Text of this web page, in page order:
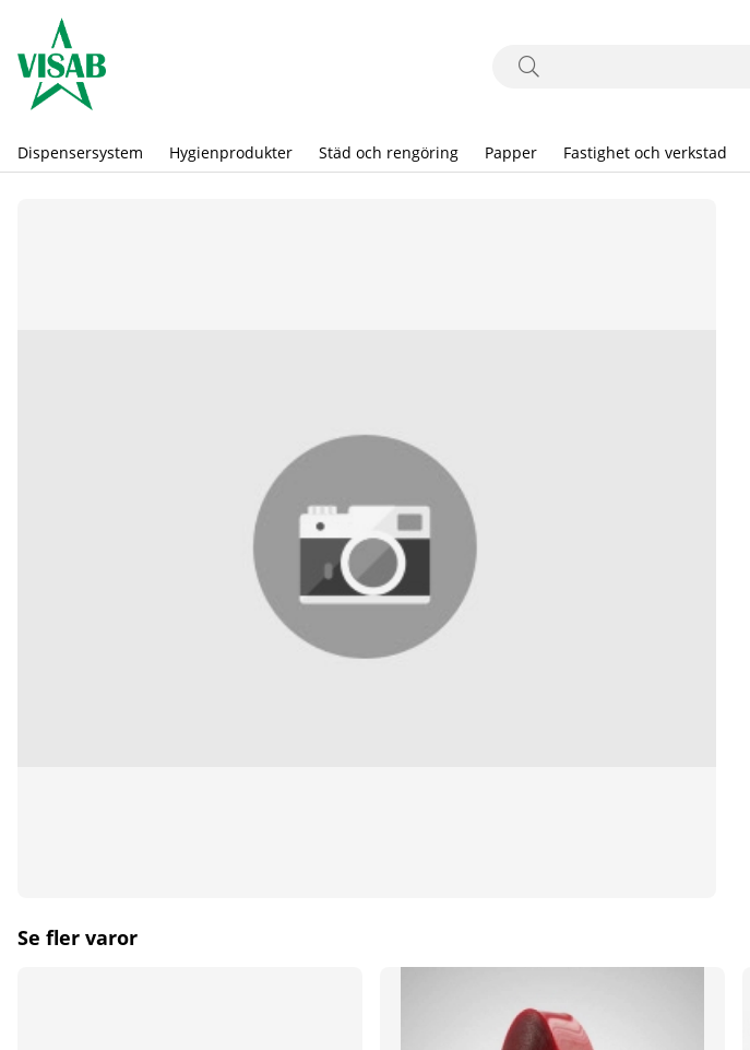
Dispensersystem Hygienprodukter Städ och rengöring Papper Fastighet och verkstad
Se fler varor